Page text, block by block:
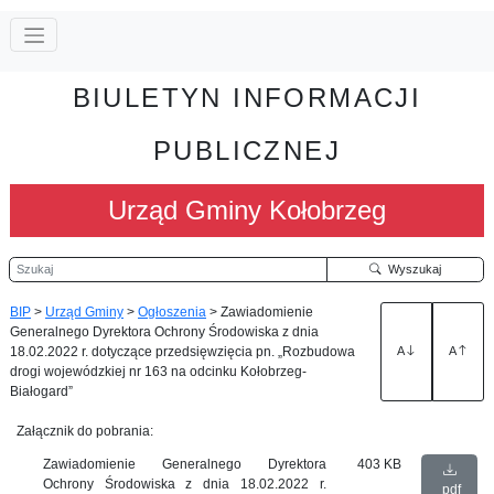
BIULETYN INFORMACJI
PUBLICZNEJ
Urząd Gminy Kołobrzeg
Szukaj Wyszukaj
BIP > Urząd Gminy > Ogłoszenia > Zawiadomienie
Generalnego Dyrektora Ochrony Środowiska z dnia
18.02.2022 r. dotyczące przedsięwzięcia pn. „Rozbudowa
drogi wojewódzkiej nr 163 na odcinku Kołobrzeg-
Białogard”
A A
Załącznik do pobrania:
Zawiadomienie Generalnego Dyrektora
Ochrony Środowiska z dnia 18.02.2022 r.
403 KB
pdf